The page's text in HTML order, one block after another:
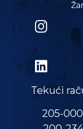
Tekući
205-